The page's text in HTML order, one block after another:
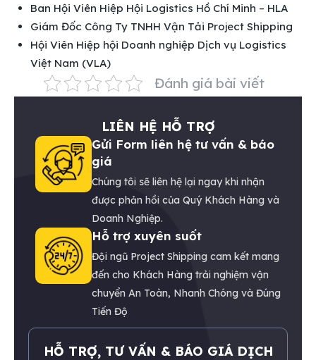
Ban Hội Viên Hiệp Hội Logistics Hồ Chí Minh – HLA
Giám Đốc Công Ty TNHH Vận Tải Project Shipping
Hội Viên Hiệp hội Doanh nghiệp Dịch vụ Logistics
Việt Nam (VLA)
Đánh giá bài viết
LIÊN HỆ HỖ TRỢ
Gửi Form liên hệ tư vấn & báo
giá
Chúng tôi sẽ liên hệ lại ngay khi nhận
được phản hồi của Quý Khách Hàng và
Doanh Nghiệp.
Hỗ trợ xuyên suốt
Đội ngũ Project Shipping cam kết mang
đến cho Khách Hàng trải nghiệm vận
chuyển An Toàn, Nhanh Chóng và Đúng
Tiến Độ
HỖ TRỢ, TƯ VẤN & BÁO GIÁ DỊCH